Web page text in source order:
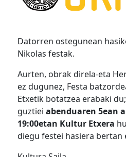
Datorren ostegunean
Nikolas festak.
Aurten, obrak direla-eta
ez dugunez, Festa
Etxetik botatzea erabaki
guztieiabenduaren 5ean
19:00etan Kultur Etxera
diegu festei hasiera bertan